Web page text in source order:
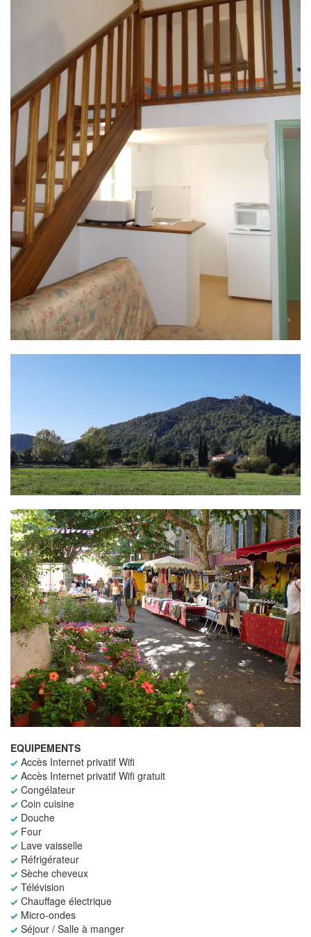
EQUIPEMENTS
Accès Internet privatif Wifi
Accès Internet privatif Wifi gratuit
Congélateur
Coin cuisine
Douche
Four
Lave vaisselle
Réfrigérateur
Sèche cheveux
Télévision
Chauffage électrique
Micro-ondes
Séjour / Salle à manger